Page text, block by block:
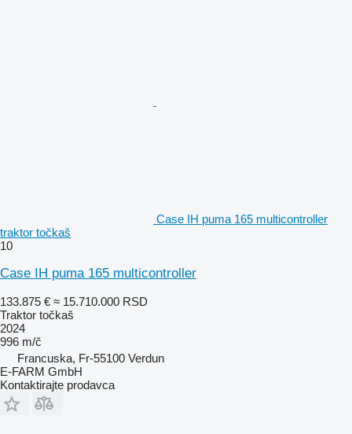
Case IH puma 165 multicontroller
traktor točkaš
10
Case IH puma 165 multicontroller
133.875 € ≈ 15.710.000 RSD
Traktor točkaš
2024
996 m/č
Francuska, Fr-55100 Verdun
E-FARM GmbH
Kontaktirajte prodavca